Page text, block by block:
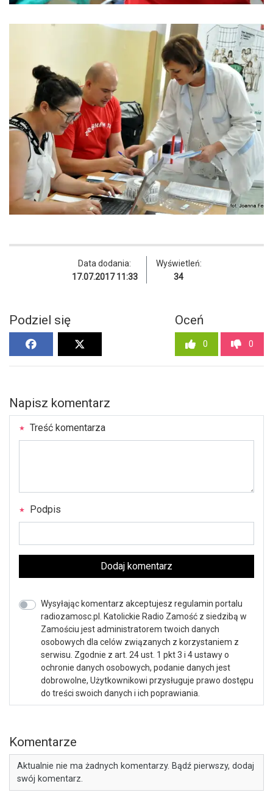
Data dodania:
17.07.2017 11:33
Wyświetleń:
34
Podziel się Oceń
0 0
Napisz komentarz
Treść komentarza
Podpis
Dodaj komentarz
Wysyłając komentarz akceptujesz regulamin portalu
radiozamosc.pl. Katolickie Radio Zamość z siedzibą w
Zamościu jest administratorem twoich danych
osobowych dla celów związanych z korzystaniem z
serwisu. Zgodnie z art. 24 ust. 1 pkt 3 i 4 ustawy o
ochronie danych osobowych, podanie danych jest
dobrowolne, Użytkownikowi przysługuje prawo dostępu
do treści swoich danych i ich poprawiania.
Komentarze
Aktualnie nie ma żadnych komentarzy. Bądź pierwszy, dodaj
swój komentarz.